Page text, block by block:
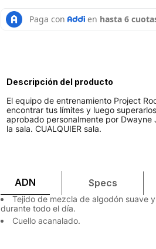
Descripción del producto
El equipo de entrenamiento Project
encontrar tus límites y luego
aprobado personalmente por
la sala. CUALQUIER sala.
ADN Specs
Tejido de mezcla de algodón suave
durante todo el día.
Cuello acanalado.
Short